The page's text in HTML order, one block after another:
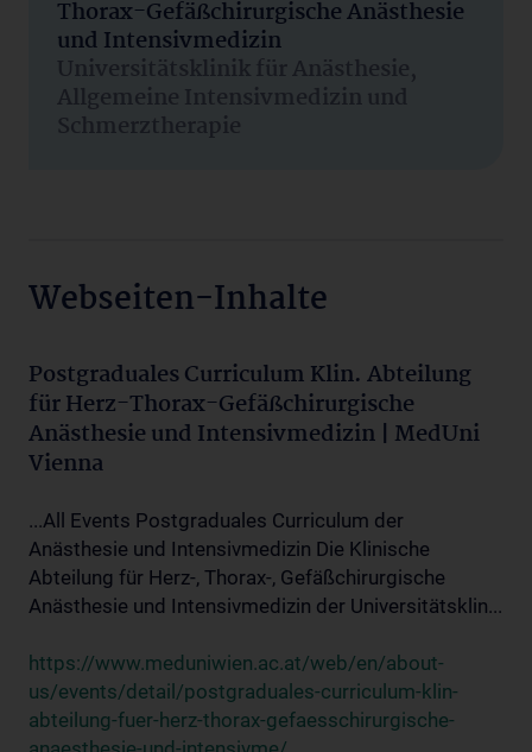
Thorax-Gefäßchirurgische Anästhesie
und Intensivmedizin
Universitätsklinik für Anästhesie,
Allgemeine Intensivmedizin und
Schmerztherapie
Webseiten-Inhalte
Postgraduales Curriculum Klin. Abteilung
für Herz-Thorax-Gefäßchirurgische
Anästhesie und Intensivmedizin | MedUni
Vienna
...All Events Postgraduales Curriculum der
Anästhesie und Intensivmedizin Die Klinische
Abteilung für Herz-, Thorax-, Gefäßchirurgische
Anästhesie und Intensivmedizin der Universitätsklin...
https://www.meduniwien.ac.at/web/en/about-
us/events/detail/postgraduales-curriculum-klin-
abteilung-fuer-herz-thorax-gefaesschirurgische-